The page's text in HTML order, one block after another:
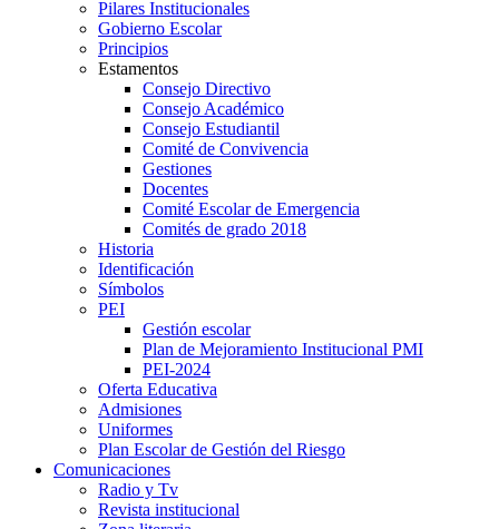
Pilares Institucionales
Gobierno Escolar
Principios
Estamentos
Consejo Directivo
Consejo Académico
Consejo Estudiantil
Comité de Convivencia
Gestiones
Docentes
Comité Escolar de Emergencia
Comités de grado 2018
Historia
Identificación
Símbolos
PEI
Gestión escolar
Plan de Mejoramiento Institucional PMI
PEI-2024
Oferta Educativa
Admisiones
Uniformes
Plan Escolar de Gestión del Riesgo
Comunicaciones
Radio y Tv
Revista institucional